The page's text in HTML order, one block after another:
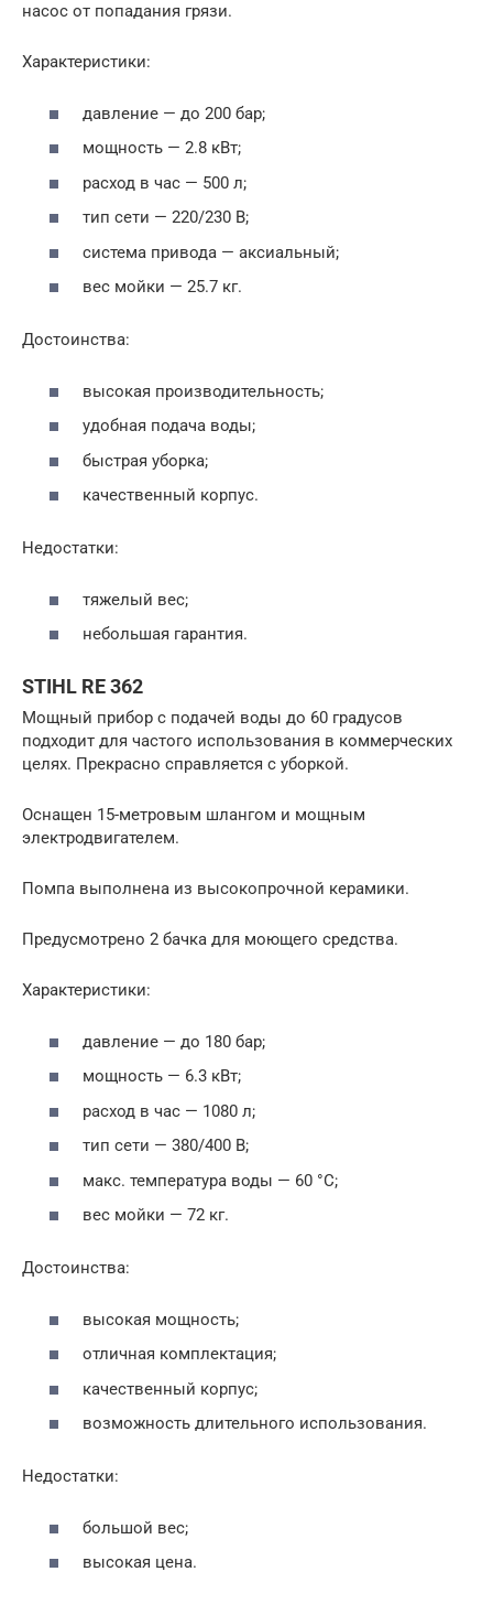
насос от попадания грязи.
Характеристики:
давление — до 200 бар;
мощность — 2.8 кВт;
расход в час — 500 л;
тип сети — 220/230 В;
система привода — аксиальный;
вес мойки — 25.7 кг.
Достоинства:
высокая производительность;
удобная подача воды;
быстрая уборка;
качественный корпус.
Недостатки:
тяжелый вес;
небольшая гарантия.
STIHL RE 362
Мощный прибор с подачей воды до 60 градусов
подходит для частого использования в коммерческих
целях. Прекрасно справляется с уборкой.
Оснащен 15-метровым шлангом и мощным
электродвигателем.
Помпа выполнена из высокопрочной керамики.
Предусмотрено 2 бачка для моющего средства.
Характеристики:
давление — до 180 бар;
мощность — 6.3 кВт;
расход в час — 1080 л;
тип сети — 380/400 В;
макс. температура воды — 60 °С;
вес мойки — 72 кг.
Достоинства:
высокая мощность;
отличная комплектация;
качественный корпус;
возможность длительного использования.
Недостатки:
большой вес;
высокая цена.